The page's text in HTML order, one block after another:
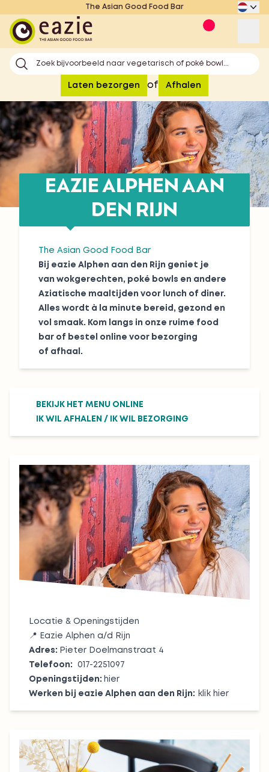
The Asian Good Food Bar
Eazie
Zoek bijvoorbeeld naar vegetarisch of poké bowl...
Laten bezorgen of Afhalen
EAZIE ALPHEN AAN
DEN RIJN
The Asian Good Food Bar
Bij eazie Alphen aan den Rijn geniet je
van wokgerechten, poké bowls en andere
Aziatische maaltijden voor lunch of diner.
Alles wordt à la minute bereid, gezond en
vol smaak. Kom langs in onze ruime food
bar of bestel online voor bezorging
of afhaal.
BEKIJK HET MENU ONLINE
IK WIL AFHALEN / IK WIL BEZORGING
Locatie & Openingstijden
📍 Eazie Alphen a/d Rijn
Adres: Pieter Doelmanstraat 4
Telefoon: 017-2251097
Openingstijden: hier
Werken bij eazie Alphen aan den Rijn:
klik hier